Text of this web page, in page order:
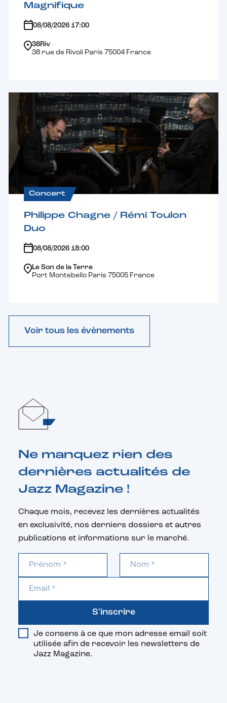
Magnifique
08/08/2026 17:00
38Riv
38 rue de Rivoli Paris 75004 France
Concert
Philippe Chagne / Rémi Toulon
Duo
08/08/2026 18:00
Le Son de la Terre
Port Montebello Paris 75005 France
Voir tous les évènements
Ne manquez rien des
dernières actualités de
Jazz Magazine !
Chaque mois, recevez les dernières actualités
en exclusivité, nos derniers dossiers et autres
publications et informations sur le marché.
Je consens à ce que mon adresse email soit
utilisée afin de recevoir les newsletters de
Jazz Magazine.
S'inscrire